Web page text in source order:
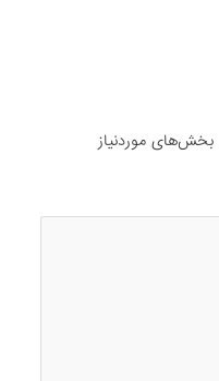
بخش‌های موردنیاز